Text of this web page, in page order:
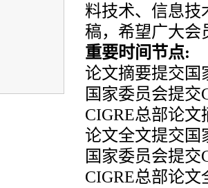
料技术、信息技
稿，希望广大会
重要时间节点:
论文摘要提交国
国家委员会提交
CIGRE总部论文
论文全文提交国
国家委员会提交
CIGRE总部论文